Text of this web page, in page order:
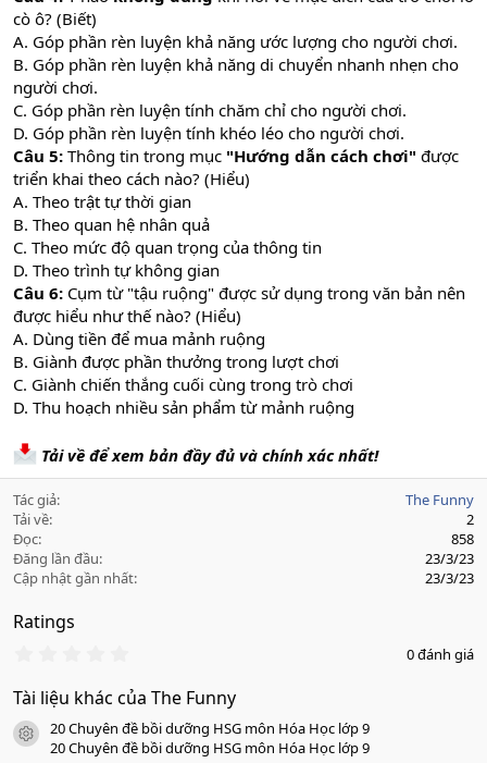
cò ô? (Biết)
A. Góp phần rèn luyện khả năng ước lượng cho người chơi.
B. Góp phần rèn luyện khả năng di chuyển nhanh nhẹn cho
người chơi.
C. Góp phần rèn luyện tính chăm chỉ cho người chơi.
D. Góp phần rèn luyện tính khéo léo cho người chơi.
Câu 5: Thông tin trong mục "Hướng dẫn cách chơi" được
triển khai theo cách nào? (Hiểu)
A. Theo trật tự thời gian
B. Theo quan hệ nhân quả
C. Theo mức độ quan trọng của thông tin
D. Theo trình tự không gian
Câu 6: Cụm từ "tậu ruộng" được sử dụng trong văn bản nên
được hiểu như thế nào? (Hiểu)
A. Dùng tiền để mua mảnh ruộng
B. Giành được phần thưởng trong lượt chơi
C. Giành chiến thắng cuối cùng trong trò chơi
D. Thu hoạch nhiều sản phẩm từ mảnh ruộng
Tải về để xem bản đầy đủ và chính xác nhất!
Tác giả
The Funny
Tải về
2
Đọc
858
Đăng lần đầu
23/3/23
Cập nhật gần nhất
23/3/23
Ratings
0
0
s
a
o
0 đánh giá
Tài liệu khác của The Funny
icon tài liệu
20 Chuyên đề bồi dưỡng HSG môn Hóa Học lớp 9
20 Chuyên đề bồi dưỡng HSG môn Hóa Học lớp 9